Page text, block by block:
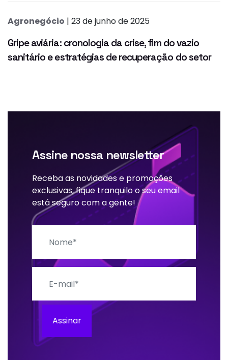
Agronegócio | 23 de junho de 2025
Gripe aviária: cronologia da crise, fim do vazio
sanitário e estratégias de recuperação do setor
Assine nossa newsletter
Receba as novidades e promoções
exclusivas, fique tranquilo o seu email
está seguro com a gente!
Assinar